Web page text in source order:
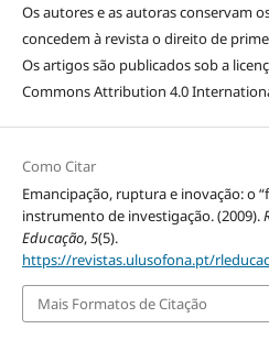
Os autores e as autoras conservam
concedem à revista o direito de
Os artigos são publicados sob a
Commons Attribution 4.0
Como Citar
Emancipação, ruptura e inovação: o
instrumento de investigação. (2009).
Educação,5(5).
https://revistas.ulusofona.pt/
Mais Formatos de Citação